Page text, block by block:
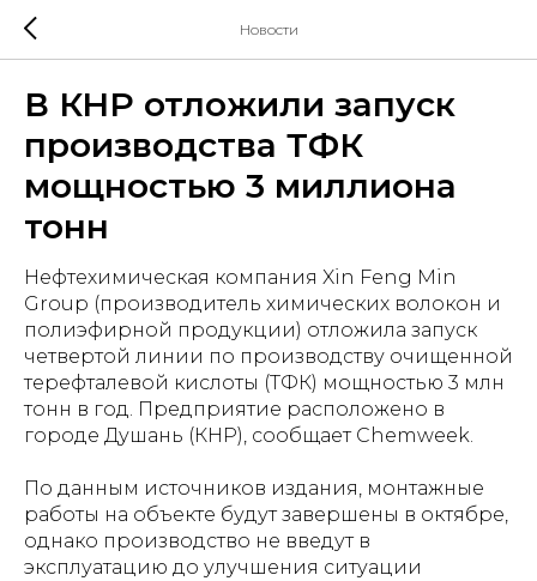
Новости
В КНР отложили запуск
производства ТФК
мощностью 3 миллиона
тонн
Нефтехимическая компания Xin Feng Min
Group (производитель химических волокон и
полиэфирной продукции) отложила запуск
четвертой линии по производству очищенной
терефталевой кислоты (ТФК) мощностью 3 млн
тонн в год. Предприятие расположено в
городе Душань (КНР), сообщает Chemweek.
По данным источников издания, монтажные
работы на объекте будут завершены в октябре,
однако производство не введут в
эксплуатацию до улучшения ситуации